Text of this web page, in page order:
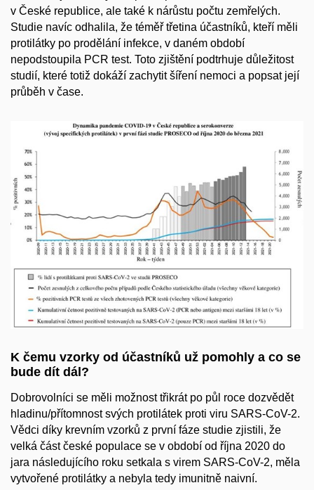
v České republice, ale také k nárůstu počtu zemřelých.
Studie navíc odhalila, že téměř třetina účastníků, kteří měli
protilátky po prodělání infekce, v daném období
nepodstoupila PCR test. Toto zjištění podtrhuje důležitost
studií, které totiž dokáží zachytit šíření nemoci a popsat její
průběh v čase.
K čemu vzorky od účastníků už pomohly a co se
bude dít dál?
Dobrovolníci se měli možnost třikrát po půl roce dozvědět
hladinu/přítomnost svých protilátek proti viru SARS-CoV-2.
Vědci díky krevním vzorků z první fáze studie zjistili, že
velká část české populace se v období od října 2020 do
jara následujícího roku setkala s virem SARS-CoV-2, měla
vytvořené protilátky a nebyla tedy imunitně naivní.